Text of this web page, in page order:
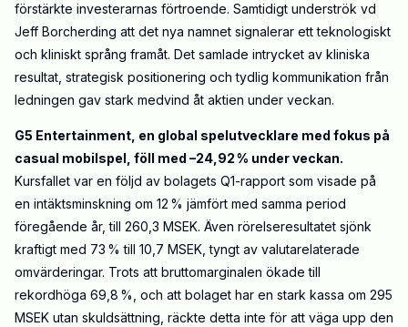
förstärkte investerarnas förtroende. Samtidigt underströk vd
Jeff Borcherding att det nya namnet signalerar ett teknologiskt
och kliniskt språng framåt. Det samlade intrycket av kliniska
resultat, strategisk positionering och tydlig kommunikation från
ledningen gav stark medvind åt aktien under veckan.
G5 Entertainment, en global spelutvecklare med fokus på
casual mobilspel, föll med –24,92% under veckan.
Kursfallet var en följd av bolagets Q1-rapport som visade på
en intäktsminskning om 12 % jämfört med samma period
föregående år, till 260,3 MSEK. Även rörelseresultatet sjönk
kraftigt med 73 % till 10,7 MSEK, tyngt av valutarelaterade
omvärderingar. Trots att bruttomarginalen ökade till
rekordhöga 69,8 %, och att bolaget har en stark kassa om 295
MSEK utan skuldsättning, räckte detta inte för att väga upp den